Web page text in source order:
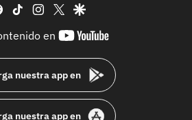
facebook
tiktok instagram
twittergoogle
en
youtube-
nuestra app en
nuestra app en